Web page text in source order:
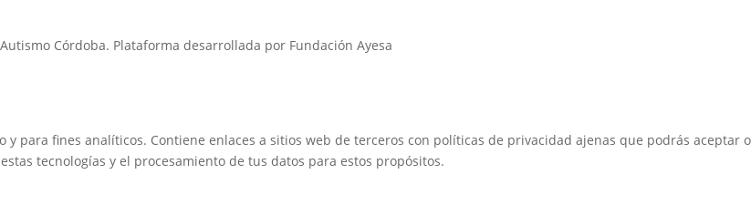
Córdoba. Plataforma desarrollada por Fundación Ayesa
para fines analíticos. Contiene enlaces a sitios web de terceros con políticas de privacidad ajenas que podrás aceptar o
tecnologías y el procesamiento de tus datos para estos propósitos.